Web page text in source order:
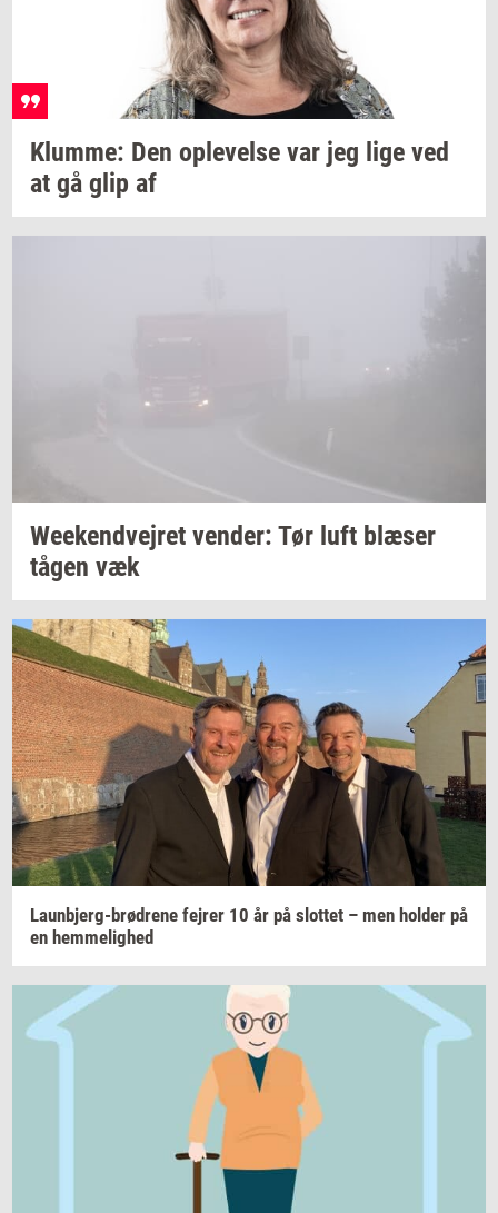
Klum­me: Den op­le­vel­se var jeg lige ved
at gå glip af
We­e­kend­vej­ret ven­der: Tør luft blæ­ser
tågen væk
Launbjerg-​brødrene fejrer 10 år på slot­tet – men hol­der på
en hem­me­lig­hed